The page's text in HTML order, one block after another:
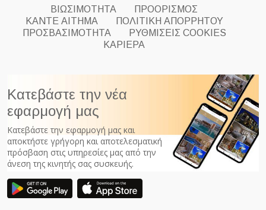
ΒΙΩΣΙΜΟΤΗΤΑ
ΠΡΟΟΡΙΣΜΟΣ
ΚΑΝΤΕ ΑΙΤΗΜΑ
ΠΟΛΙΤΙΚΗ ΑΠΟΡΡΗΤΟΥ
ΠΡΟΣΒΑΣΙΜΟΤΗΤΑ
ΡΥΘΜΊΣΕΙΣ COOKIES
ΚΑΡΙΕΡΑ
Κατεβάστε την νέα
εφαρμογή μας
Κατεβάστε την εφαρμογή μας και
αποκτήστε γρήγορη και αποτελεσματική
πρόσβαση στις υπηρεσίες μας από την
άνεση της κινητής σας συσκευής.